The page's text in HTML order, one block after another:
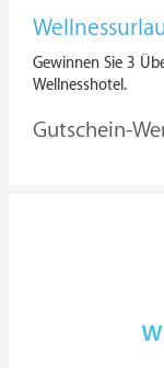
Gewinnen Sie 3
Wellnesshotel.
Gutschein-